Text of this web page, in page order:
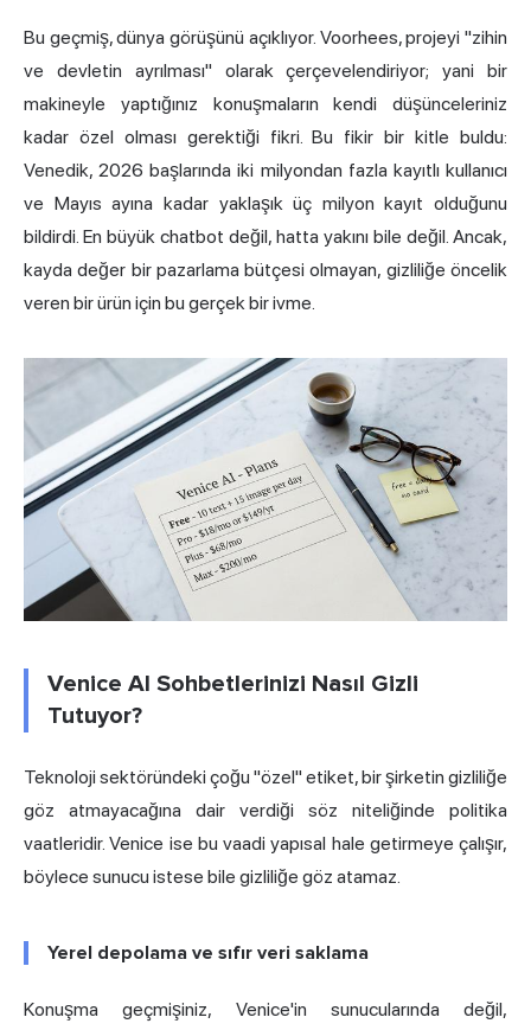
Bu geçmiş, dünya görüşünü açıklıyor. Voorhees, projeyi "zihin
ve devletin ayrılması" olarak çerçevelendiriyor; yani bir
makineyle yaptığınız konuşmaların kendi düşünceleriniz
kadar özel olması gerektiği fikri. Bu fikir bir kitle buldu:
Venedik, 2026 başlarında iki milyondan fazla kayıtlı kullanıcı
ve Mayıs ayına kadar yaklaşık üç milyon kayıt olduğunu
bildirdi. En büyük chatbot değil, hatta yakını bile değil. Ancak,
kayda değer bir pazarlama bütçesi olmayan, gizliliğe öncelik
veren bir ürün için bu gerçek bir ivme.
Venice AI Sohbetlerinizi Nasıl Gizli
Tutuyor?
Teknoloji sektöründeki çoğu "özel" etiket, bir şirketin gizliliğe
göz atmayacağına dair verdiği söz niteliğinde politika
vaatleridir. Venice ise bu vaadi yapısal hale getirmeye çalışır,
böylece sunucu istese bile gizliliğe göz atamaz.
Yerel depolama ve sıfır veri saklama
Konuşma geçmişiniz, Venice'in sunucularında değil,